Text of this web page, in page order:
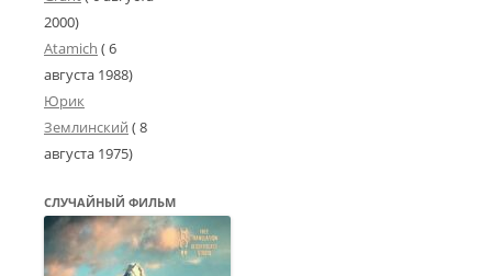
2000)
Atamich (6
августа 1988)
Юрик
Землинский (8
августа 1975)
СЛУЧАЙНЫЙ ФИЛЬМ